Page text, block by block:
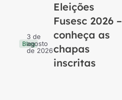
Blog
3 de
agosto
de 2026
Eleições
Fusesc 2026 –
conheça as
chapas
inscritas